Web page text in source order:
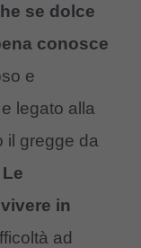
se dolce
conosce
e
legato alla
il gregge da
Le
in
ad